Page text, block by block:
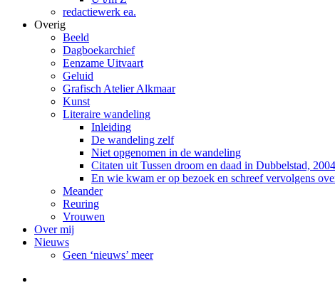
redactiewerk ea.
Overig
Beeld
Dagboekarchief
Eenzame Uitvaart
Geluid
Grafisch Atelier Alkmaar
Kunst
Literaire wandeling
Inleiding
De wandeling zelf
Niet opgenomen in de wandeling
Citaten uit Tussen droom en daad in Dubbelstad, 2004
En wie kwam er op bezoek en schreef vervolgens
Meander
Reuring
Vrouwen
Over mij
Nieuws
Geen ‘nieuws’ meer